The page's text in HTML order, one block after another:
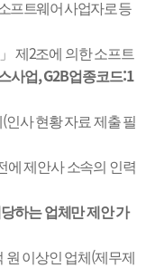
프트웨어 사업자로 등
」 제 2조에 의한 소프트
사업, G2B업종코드:1
(인사 현황 자료 제출 필
에 제안사 소속의 인력
하는 업체만 제안 가
원 이상인 업체 (제무제